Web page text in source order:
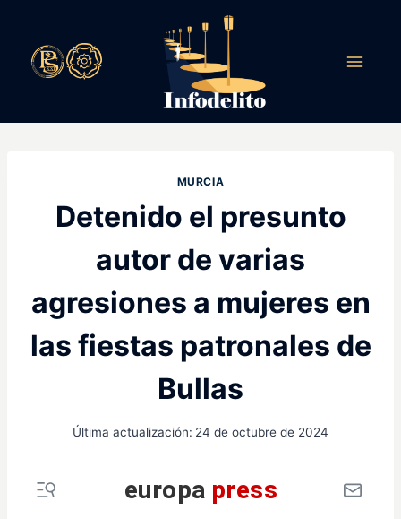
contenido
MURCIA
Detenido el presunto
autor de varias
agresiones a mujeres en
las fiestas patronales de
Bullas
Última actualización: 24 de octubre de 2024